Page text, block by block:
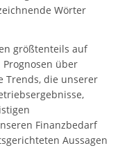
Wörter
größtenteils auf
über
Trends, die unserer
Finanzbedarf
Aussagen